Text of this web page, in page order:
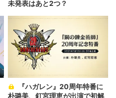
未発表はあと2つ？
朴璐美、釘宮理恵が出演で初解